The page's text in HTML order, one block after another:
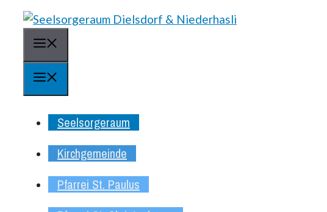
Springe
zum
Inhalt
Seelsorgeraum
Kirchgemeinde
Pfarrei St. Paulus